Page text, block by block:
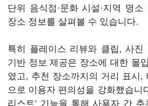
단위 음식점·문화 시설·지역 명
장소 정보를 살펴볼 수 있습니다.
특히 플레이스 리뷰와 클립, 사진
기반 정보 제공은 장소에 대한 몰
였고, 추천 장소까지의 거리 표시,
으로 이용자 편의성을 강화했습니
리스트’ 기능을 통해 사용자 간